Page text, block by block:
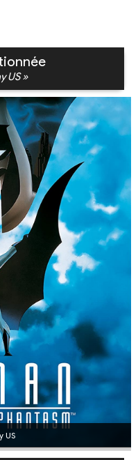
US »
US